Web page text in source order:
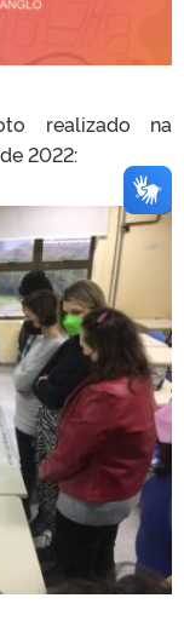
realizado na
2022: